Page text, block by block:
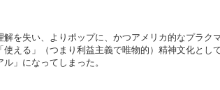
解を失い、よりポップに、かつアメリカ的なプラク
使える」（つまり利益主義で唯物的）精神文化とし
ル」になってしまった。